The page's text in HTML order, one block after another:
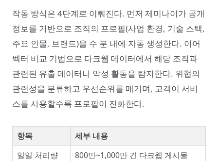
작동 방식은 4단계로 이뤄진다. 먼저 제미나이가 공개
정보를 기반으로 조직의 프로필(사업 환경, 기술 스택,
주요 인물, 브랜드)을 수 분 내에 자동 생성한다. 이어
벡터 비교 기법으로 다크웹 데이터에서 해당 조직과
관련된 유출 데이터나 악성 활동을 탐지한다. 위협의
관련성을 분류하고 우선순위를 매기며, 고객이 서비
스를 사용할수록 프로필이 진화한다.
항목
세부 내용
일일 처리량
800만~1,000만 건 다크웹 게시물